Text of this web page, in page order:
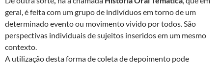
geral, é feita com um grupo de indivíduos em torno de um
determinado evento ou movimento vivido por todos. São
perspectivas individuais de sujeitos inseridos em um mesmo
contexto.
A utilização desta forma de coleta de depoimento pode